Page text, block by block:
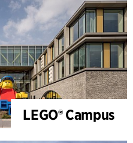
LEGO® Campus